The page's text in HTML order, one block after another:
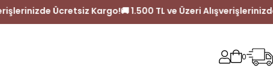
ve Üzeri Alışverişlerinizde Ücretsiz Kargo!🚚 1.500 TL ve
0